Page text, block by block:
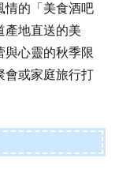
情的「美食酒吧
產地直送的美
與心靈的秋季限
會或家庭旅行打